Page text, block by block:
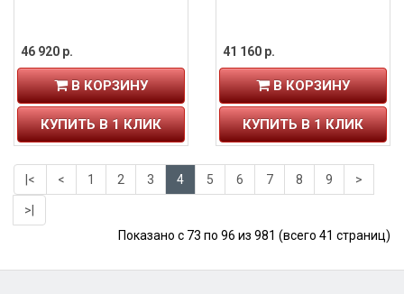
46 920 р.
В КОРЗИНУ
КУПИТЬ В 1 КЛИК
41 160 р.
В КОРЗИНУ
КУПИТЬ В 1 КЛИК
|< < 1 2 3 4 5 6 7 8 9 >
>|
Показано с 73 по 96 из 981 (всего 41 страниц)